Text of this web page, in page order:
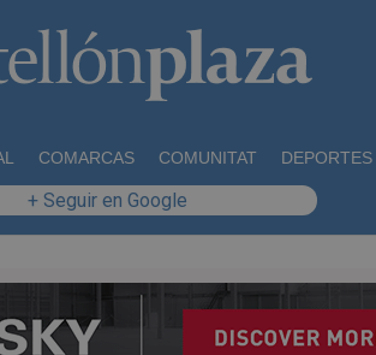
COMARCAS COMUNITAT DEPORTES
+ Seguir en Google